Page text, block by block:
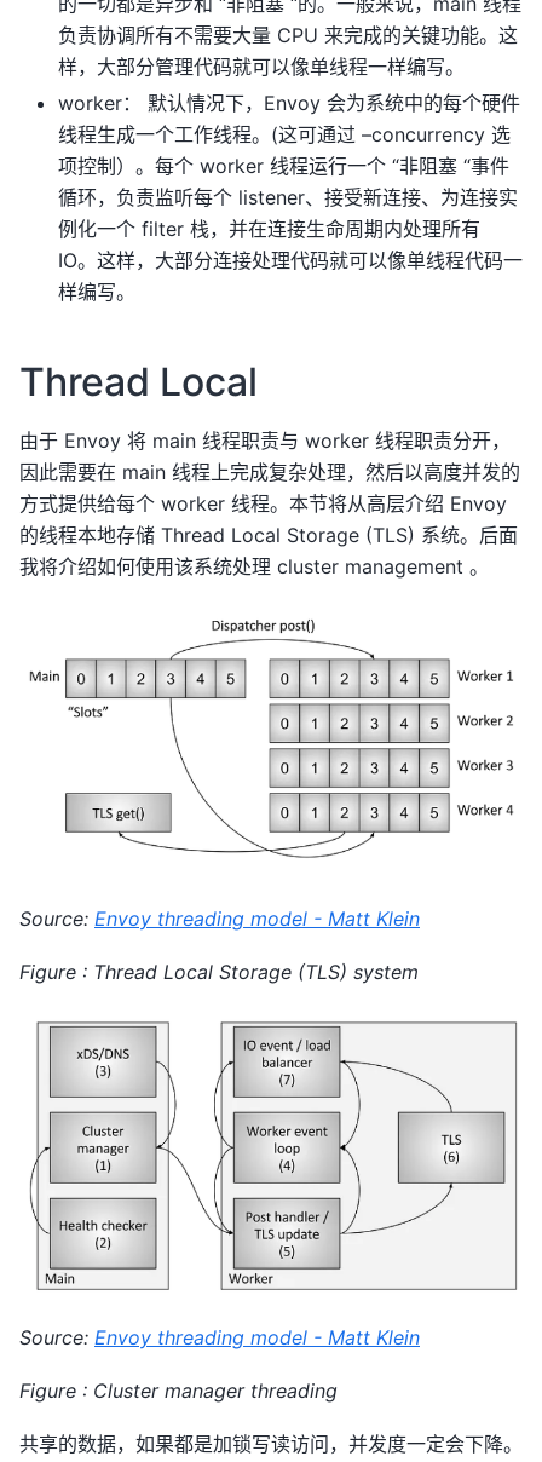
负责协调所有不需要大量 CPU 来完成的关键功能。这
样，大部分管理代码就可以像单线程一样编写。
worker： 默认情况下，Envoy 会为系统中的每个硬件
线程生成一个工作线程。(这可通过 –concurrency 选
项控制）。每个 worker 线程运行一个 “非阻塞 “事件
循环，负责监听每个 listener、接受新连接、为连接实
例化一个 filter 栈，并在连接生命周期内处理所有
IO。这样，大部分连接处理代码就可以像单线程代码一
样编写。
Thread Local
由于 Envoy 将 main 线程职责与 worker 线程职责分开，
因此需要在 main 线程上完成复杂处理，然后以高度并发的
方式提供给每个 worker 线程。本节将从高层介绍 Envoy
的线程本地存储 Thread Local Storage (TLS) 系统。后面
我将介绍如何使用该系统处理 cluster management 。
Source: Envoy threading model - Matt Klein
Figure : Thread Local Storage (TLS) system
Source: Envoy threading model - Matt Klein
Figure : Cluster manager threading
共享的数据，如果都是加锁写读访问，并发度一定会下降。